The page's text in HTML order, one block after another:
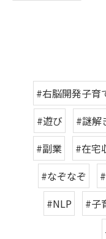
#右脳開発子育
#遊び
#謎解
#副業
#在宅
#なぞなぞ
#NLP
#子